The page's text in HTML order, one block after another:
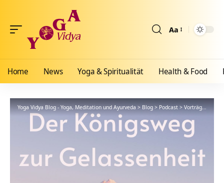
Aa
Home News Yoga & Spiritualität Health & Food
Yoga Vidya Blog - Yoga, Meditation und Ayurveda>Blog>Podcast>Vorträge >132